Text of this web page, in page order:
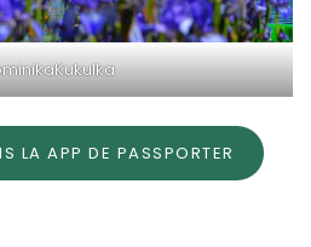
LA APP DE PASSPORTER